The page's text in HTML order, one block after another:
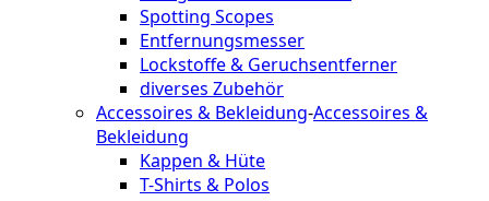
Spotting Scopes
Entfernungsmesser
Lockstoffe & Geruchsentferner
diverses Zubehör
Accessoires & Bekleidung-Accessoires &
Bekleidung
Kappen & Hüte
T-Shirts & Polos